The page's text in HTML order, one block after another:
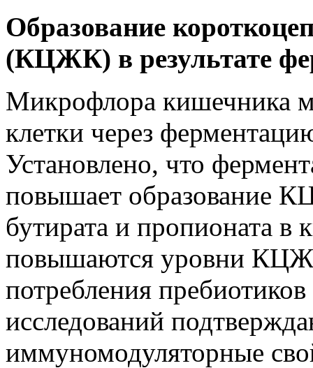
Образование
(КЦЖК) в результате
Микрофлора кишечника
клетки через
Установлено, что
повышает образование
бутирата и пропионата в
повышаются уровни
потребления
исследований
иммуномодуляторные